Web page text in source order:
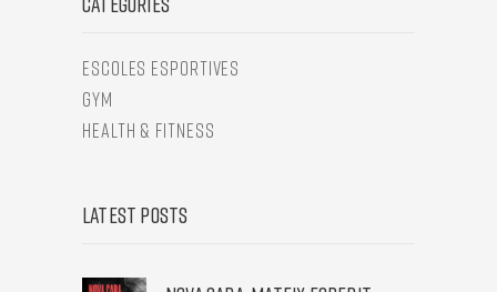
ESCOLES ESPORTIVES
GYM
HEALTH & FITNESS
LATEST POSTS